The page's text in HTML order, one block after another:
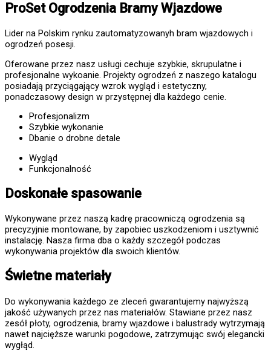
ProSet Ogrodzenia Bramy Wjazdowe
Lider na Polskim rynku zautomatyzowanyh bram wjazdowych i
ogrodzeń posesji.
Oferowane przez nasz usługi cechuje szybkie, skrupulatne i
profesjonalne wykoanie. Projekty ogrodzeń z naszego katalogu
posiadają przyciągający wzrok wygląd i estetyczny,
ponadczasowy design w przystępnej dla każdego cenie.
Profesjonalizm
Szybkie wykonanie
Dbanie o drobne detale
Wygląd
Funkcjonalność
Doskonałe spasowanie
Wykonywane przez naszą kadrę pracowniczą ogrodzenia są
precyzyjnie montowane, by zapobiec uszkodzeniom i usztywnić
instalację. Nasza firma dba o każdy szczegół podczas
wykonywania projektów dla swoich klientów.
Świetne materiały
Do wykonywania każdego ze zleceń gwarantujemy najwyższą
jakość używanych przez nas materiałów. Stawiane przez nasz
zesół płoty, ogrodzenia, bramy wjazdowe i balustrady wytrzymają
nawet najcięższe warunki pogodowe, zatrzymując swój elegancki
wygłąd.